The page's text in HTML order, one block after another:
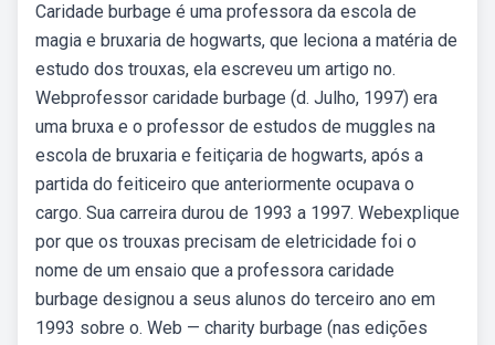
Caridade burbage é uma professora da escola de
magia e bruxaria de hogwarts, que leciona a matéria de
estudo dos trouxas, ela escreveu um artigo no.
Webprofessor caridade burbage (d. Julho, 1997) era
uma bruxa e o professor de estudos de muggles na
escola de bruxaria e feitiçaria de hogwarts, após a
partida do feiticeiro que anteriormente ocupava o
cargo. Sua carreira durou de 1993 a 1997. Webexplique
por que os trouxas precisam de eletricidade foi o
nome de um ensaio que a professora caridade
burbage designou a seus alunos do terceiro ano em
1993 sobre o. Web — charity burbage (nas edições